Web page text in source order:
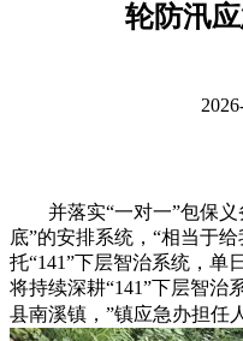
轮防汛
并落实“一对一”包保义
底”的安排系统，“相当于
托“141”下层智治系统，单
将持续深耕“141”下层智治
县南溪镇，”镇应急办担任